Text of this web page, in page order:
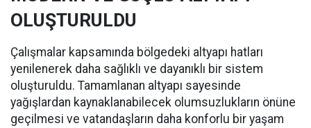
OLUŞTURULDU
Çalışmalar kapsamında bölgedeki altyapı hatları
yenilenerek daha sağlıklı ve dayanıklı bir sistem
oluşturuldu. Tamamlanan altyapı sayesinde
yağışlardan kaynaklanabilecek olumsuzlukların önüne
geçilmesi ve vatandaşların daha konforlu bir yaşam